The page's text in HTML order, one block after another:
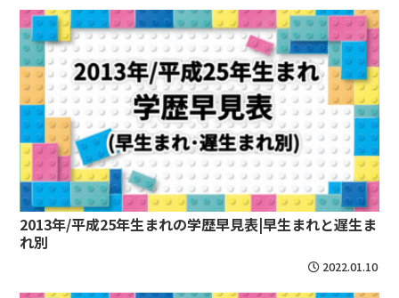
2013年/平成25年生まれの学歴早見表|早生まれと遅生ま
れ別
2022.01.10